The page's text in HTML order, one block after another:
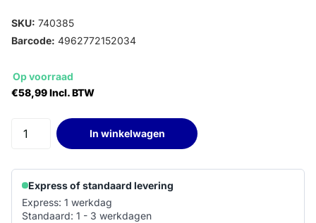
SKU: 740385
Barcode: 4962772152034
Op voorraad
€58,99 Incl. BTW
In winkelwagen
Express of standaard levering
Express: 1 werkdag
Standaard: 1 - 3 werkdagen